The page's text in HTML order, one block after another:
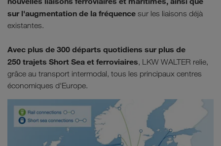
sur l'augmentation de la fréquence sur les liaisons déjà
existantes.
Avec plus de 300 départs quotidiens sur plus de
250 trajets Short Sea et ferroviaires, LKW WALTER relie,
grâce au transport intermodal, tous les principaux centres
économiques d'Europe.